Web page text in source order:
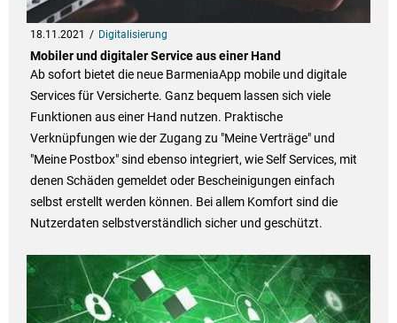
18.11.2021 Digitalisierung
Mobiler und digitaler Service aus einer Hand
Ab sofort bietet die neue BarmeniaApp mobile und digitale
Services für Versicherte. Ganz bequem lassen sich viele
Funktionen aus einer Hand nutzen. Praktische
Verknüpfungen wie der Zugang zu "Meine Verträge" und
"Meine Postbox" sind ebenso integriert, wie Self Services, mit
denen Schäden gemeldet oder Bescheinigungen einfach
selbst erstellt werden können. Bei allem Komfort sind die
Nutzerdaten selbstverständlich sicher und geschützt.